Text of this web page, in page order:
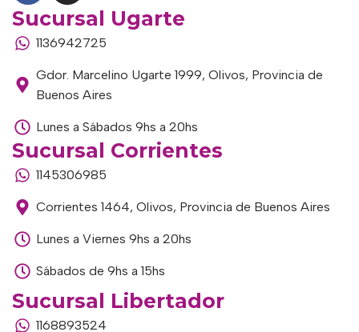
Sucursal Ugarte
1136942725
Gdor. Marcelino Ugarte 1999, Olivos, Provincia de
Buenos Aires
Lunes a Sábados 9hs a 20hs
Sucursal Corrientes
1145306985
Corrientes 1464, Olivos, Provincia de Buenos Aires
Lunes a Viernes 9hs a 20hs
Sábados de 9hs a 15hs
Sucursal Libertador
1168893524